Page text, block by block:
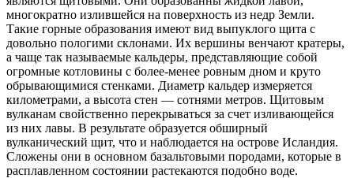
многократно излившейся на поверхность из недр Земли.
Такие горные образования имеют вид выпуклого щита с
довольно пологими склонами. Их вершины венчают кратеры,
а чаще так называемые кальдеры, представляющие собой
огромные котловины с более-менее ровным дном и круто
обрывающимися стенками. Диаметр кальдер измеряется
километрами, а высота стен — сотнями метров. Щитовым
вулканам свойственно перекрываться за счет изливающейся
из них лавы. В результате образуется обширный
вулканический щит, что и наблюдается на острове Исландия.
Сложены они в основном базальтовыми породами, которые в
расплавленном состоянии растекаются подобно воде.